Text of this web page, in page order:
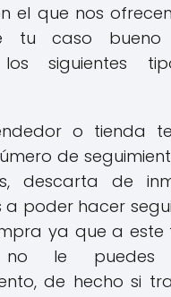
el que nos
tu caso bueno
los siguientes
o tienda
de
descarta de
a poder hacer
ya que a este
no le puedes
de hecho si